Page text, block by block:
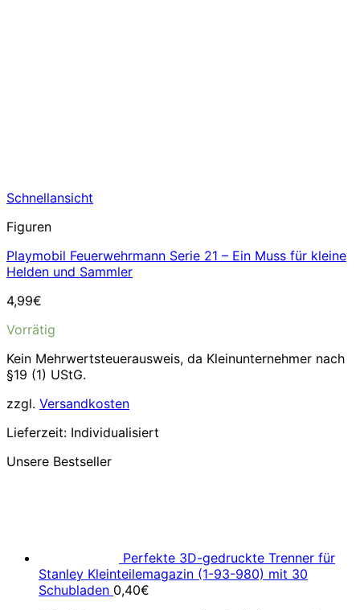
Schnellansicht
Figuren
Playmobil Feuerwehrmann Serie 21 – Ein Muss für kleine
Helden und Sammler
4,99€
Vorrätig
Kein Mehrwertsteuerausweis, da Kleinunternehmer nach
§19 (1) UStG.
zzgl. Versandkosten
Lieferzeit: Individualisiert
Unsere Bestseller
Perfekte 3D-gedruckte Trenner für
Stanley Kleinteilemagazin (1-93-980) mit 30
Schubladen 0,40€